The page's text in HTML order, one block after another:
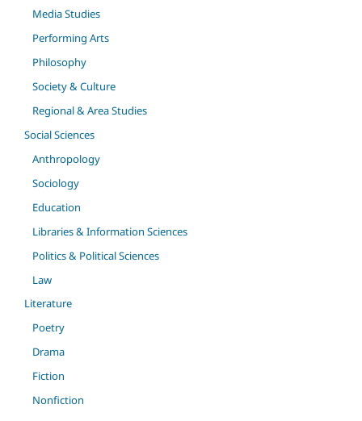
Media Studies
Performing Arts
Philosophy
Society & Culture
Regional & Area Studies
Social Sciences
Anthropology
Sociology
Education
Libraries & Information Sciences
Politics & Political Sciences
Law
Literature
Poetry
Drama
Fiction
Nonfiction